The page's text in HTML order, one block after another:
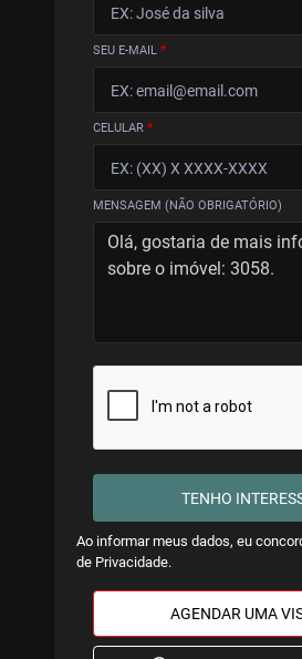
SEU E-MAIL *
CELULAR *
MENSAGEM (NÃO OBRIGATÓRIO)
TENHO
Ao informar meus dados, eu
de Privacidade.
AGENDAR